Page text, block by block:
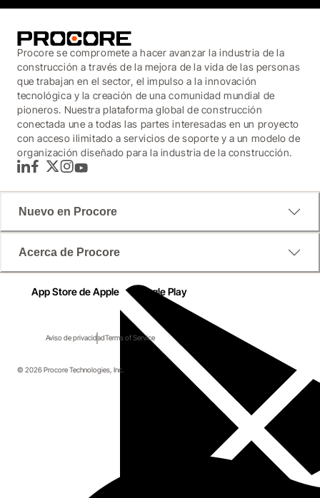
Procore se compromete a hacer avanzar la industria de la
construcción a través de la mejora de la vida de las personas
que trabajan en el sector, el impulso a la innovación
tecnológica y la creación de una comunidad mundial de
pioneros. Nuestra plataforma global de construcción
conectada une a todas las partes interesadas en un proyecto
con acceso ilimitado a servicios de soporte y a un modelo de
organización diseñado para la industria de la construcción.
LinkedInFacebook
TwitterInstagram
YouTube
Nuevo en Procore
Acerca de Procore
App Store de Apple Google Play
Aviso de privacidadTerms of Service
© 2026 Procore Technologies, Inc.